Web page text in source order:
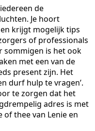
de
Je hoort
krijgt mogelijk tips
of professionals
sommigen is het ook
met een van de
present zijn. Het
durf hulp te vragen’.
te zorgen dat het
adres is met
thee van Lenie en